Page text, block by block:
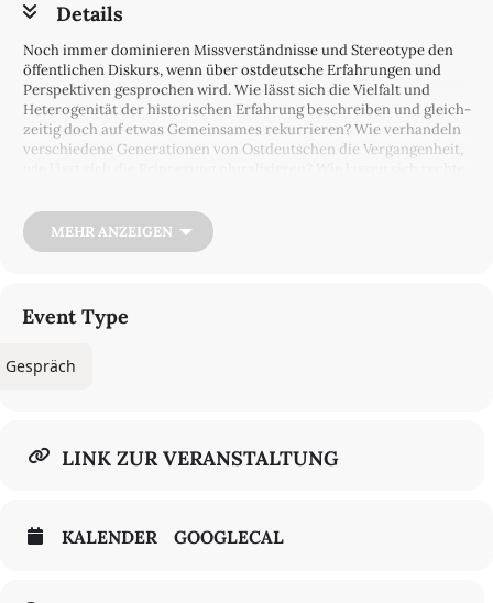
Details
Noch immer dominieren Missverständnisse und Stereotype den
öffentlichen Diskurs, wenn über ostdeutsche Erfahrungen und
Perspektiven gesprochen wird. Wie lässt sich die Vielfalt und
Heterogenität der historischen Erfahrung beschreiben und gleich­
zeitig doch auf etwas Gemeinsames rekurrieren? Wie verhandeln
verschiedene Generationen von Ostdeutschen die Vergangenheit,
Wie können wir uns ihnen entgegenstellen?
MEHR ANZEIGEN
Event Type
Gespräch
LINK ZUR VERANSTALTUNG
KALENDER GOOGLECAL